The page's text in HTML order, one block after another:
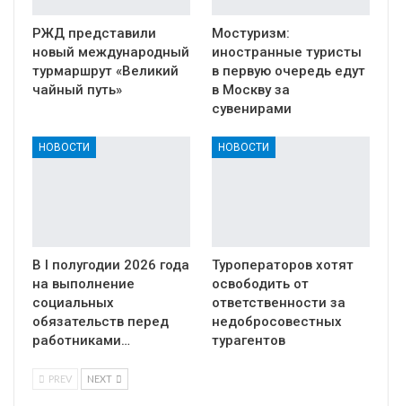
РЖД представили
новый международный
турмаршрут «Великий
чайный путь»
Мостуризм:
иностранные туристы
в первую очередь едут
в Москву за
сувенирами
НОВОСТИ
В I полугодии 2026 года
на выполнение
социальных
обязательств перед
работниками…
НОВОСТИ
Туроператоров хотят
освободить от
ответственности за
недобросовестных
турагентов
PREV NEXT